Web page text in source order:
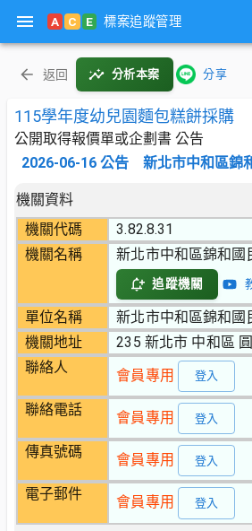
A C E 標案追蹤管理
返回 分析本案 分享
115學年度幼兒園麵包糕餅採購
公開取得報價單或企劃書 公告
2026-06-16 公告 新北市中和區錦
機關資料
機關代碼
3.82.8.31
機關名稱
新北市中和區錦和國
追蹤機關
單位名稱
新北市中和區錦和國
機關地址
235 新北市 中和區
聯絡人
會員專用 登入
聯絡電話 會員專用 登入
傳真號碼 會員專用 登入
電子郵件 會員專用 登入